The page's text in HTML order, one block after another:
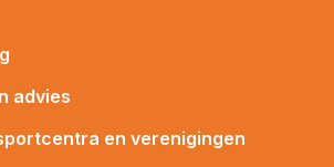
advies
en verenigingen